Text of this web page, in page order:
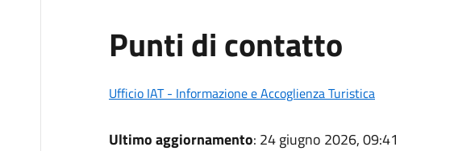
Punti di contatto
Ufficio IAT - Informazione e Accoglienza Turistica
Ultimo aggiornamento: 24 giugno 2026, 09:41